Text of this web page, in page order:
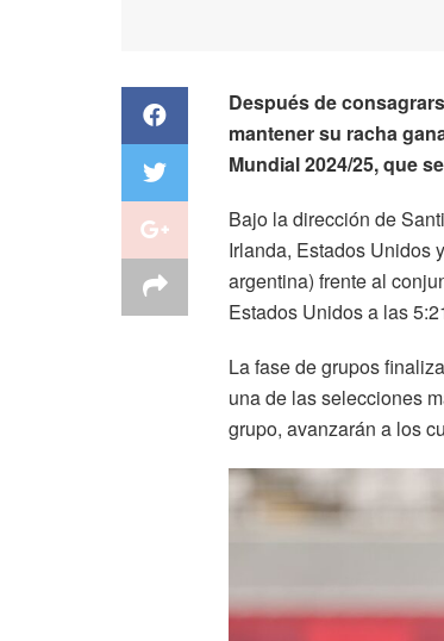
Después de
mantener su racha
Mundial 2024/25, que
Bajo la dirección de
Irlanda, Estados Unidos
argentina) frente al
Estados Unidos a las
La fase de grupos
una de las selecciones
grupo, avanzarán a los